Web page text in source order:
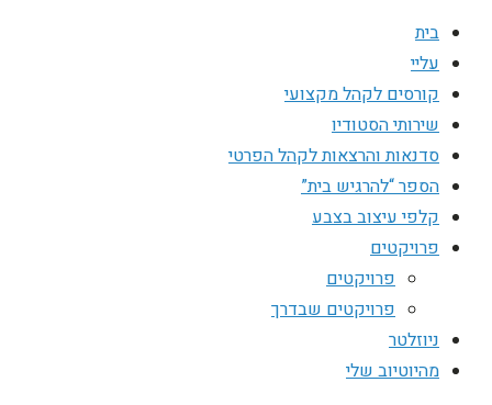
בית
עליי
קורסים לקהל מקצועי
שירותי הסטודיו
סדנאות והרצאות לקהל הפרטי
הספר “להרגיש בית”
קלפי עיצוב בצבע
פרויקטים
פרויקטים
פרויקטים שבדרך
ניוזלטר
מהיוטיוב שלי